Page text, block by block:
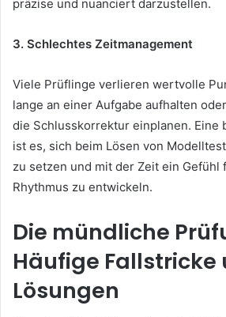
präzise und nuanciert darzustellen.
3. Schlechtes Zeitmanagement
Viele Prüflinge verlieren wertvolle
lange an einer Aufgabe aufhalten
die Schlusskorrektur einplanen. Eine
ist es, sich beim Lösen von
zu setzen und mit der Zeit ein Gefühl
Rhythmus zu entwickeln.
Die mündliche
Häufige Fallstricke
Lösungen